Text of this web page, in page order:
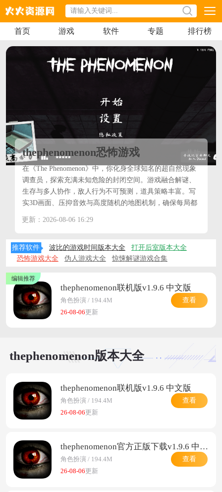
首页 游戏 软件 专题 排行榜
thephenomenon恐怖游戏 共款
在《The Phenomenon》中，你化身全球知名的超自然现象
调查员，探索充满未知危险的封闭空间。游戏融合解谜、
生存与多人协作，敌人行为不可预测，道具策略丰富。写
实3D画面、压抑音效与高度随机的地图机制，确保每局都
后的灵异真相。
这里你可以看到thephenomenon下载中文版，
thephenomenon安卓下载1.9.4，thephenomenon中文版下载
官方正版安装，thephenomenon官方正版下载，
thephenomenon联机版下载等等，快来试试吧。
更新：2026-08-06 16:29
推荐软件 波比的游戏时间版本大全
打开后室版本大全
恐怖游戏大全
伪人游戏大全 惊悚解谜游戏合集
thephenomenon联机版v1.9.6 中文版
角色扮演 / 194.4M
26-08-06更新
查看
thephenomenon版本大全
thephenomenon联机版v1.9.6 中文版
角色扮演 / 194.4M
26-08-06更新
查看
thephenomenon官方正版下载v1.9.6 中文版
角色扮演 / 194.4M
26-08-06更新
查看